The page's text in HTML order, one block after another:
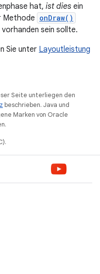
hat, ist dies ein
Methode onDraw()
sein sollte.
Sie unter Layoutleistung
Seite unterliegen den
beschrieben. Java und
Marken von Oracle